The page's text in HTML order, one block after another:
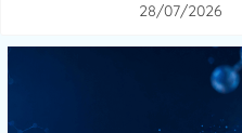
28/07/2026